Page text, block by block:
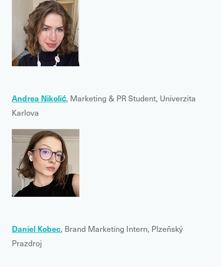
Andrea Nikolić, Marketing & PR Student, Univerzita
Karlova
Daniel Kobec, Brand Marketing Intern, Plzeňský
Prazdroj